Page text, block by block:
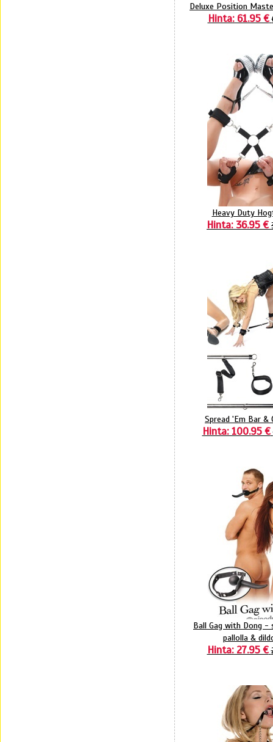
Deluxe Position
Hinta: 61.95 €
Heavy Duty
Hinta: 36.95 €
Spread 'Em Bar &
Hinta: 100.95 €
Ball Gag with Dong -
pallolla &
Hinta: 27.95 €